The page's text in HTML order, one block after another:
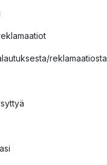
reklamaatiosta